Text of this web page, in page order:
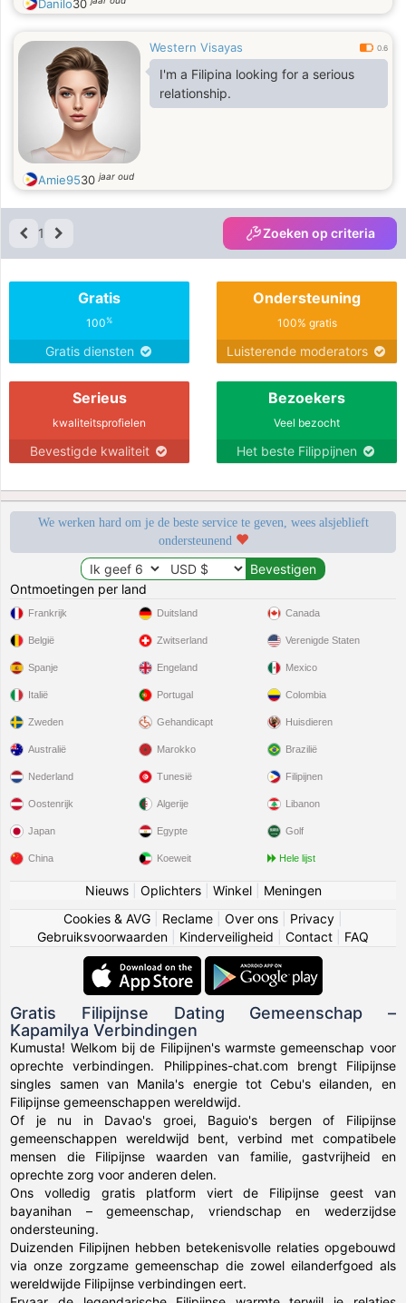
Danilo30
Western Visayas 0.6
I'm a Filipina looking for a serious
relationship.
Amie9530jaar oud
1 Zoeken op criteria
Gratis
100%
Gratis diensten
Ondersteuning
100% gratis
Luisterende moderators
Serieus
kwaliteitsprofielen
Bevestigde kwaliteit
Bezoekers
Veel bezocht
Het beste Filippijnen
We werken hard om je de beste service te geven, wees alsjeblieft
ondersteunend
Ontmoetingen per land
Frankrijk
België
Spanje
Italië
Zweden
Duitsland
Zwitserland
Engeland
Portugal
Gehandicapt
Canada
Verenigde Staten
Mexico
Colombia
Huisdieren
Australië
Nederland
Oostenrijk
Japan
China
Marokko
Tunesië
Algerije
Egypte
Koeweit
Brazilië
Filipijnen
Libanon
Golf
Hele lijst
Nieuws| Oplichters| Winkel| Meningen
Cookies & AVG
Reclame Over ons Privacy
Gebruiksvoorwaarden
Kinderveiligheid Contact FAQ
Gratis Filipijnse Dating Gemeenschap –
Kapamilya Verbindingen
Kumusta! Welkom bij de Filipijnen's warmste gemeenschap voor
oprechte verbindingen. Philippines-chat.com brengt Filipijnse
singles samen van Manila's energie tot Cebu's eilanden, en
Filipijnse gemeenschappen wereldwijd.
Of je nu in Davao's groei, Baguio's bergen of Filipijnse
gemeenschappen wereldwijd bent, verbind met compatibele
mensen die Filipijnse waarden van familie, gastvrijheid en
oprechte zorg voor anderen delen.
Ons volledig gratis platform viert de Filipijnse geest van
bayanihan – gemeenschap, vriendschap en wederzijdse
ondersteuning.
Duizenden Filipijnen hebben betekenisvolle relaties opgebouwd
via onze zorgzame gemeenschap die zowel eilanderfgoed als
wereldwijde Filipijnse verbindingen eert.